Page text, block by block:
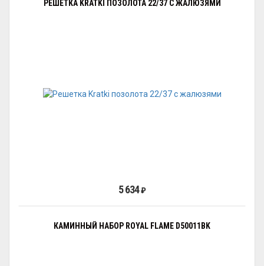
РЕШЕТКА KRATKI ПОЗОЛОТА 22/37 С ЖАЛЮЗЯМИ
5 634₽
КАМИННЫЙ НАБОР ROYAL FLAME D50011BK